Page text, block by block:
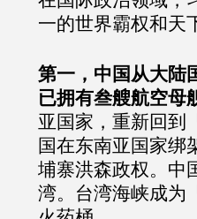
一的世界霸权和天
第一，中国从大陆
已拥有叁艘航空母
亚国家，重新回到
国在东南亚国家绑
埔寨洪森政权。中
湾。台湾海峡成为